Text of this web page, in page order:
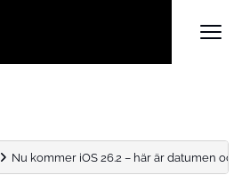
Nu kommer iOS 26.2 – här är datumen och